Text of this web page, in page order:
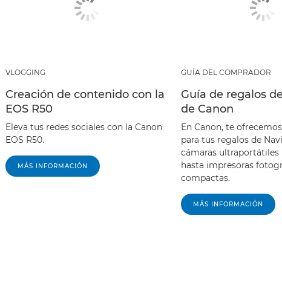
VLOGGING
Creación de contenido con la
EOS R50
Eleva tus redes sociales con la Canon
EOS R50.
MÁS INFORMACIÓN
GUÍA DEL COMPRADOR
Guía de regalos
de Canon
En Canon, te
para tus regalos de
cámaras
hasta impresoras
compactas.
MÁS INFORMACIÓN